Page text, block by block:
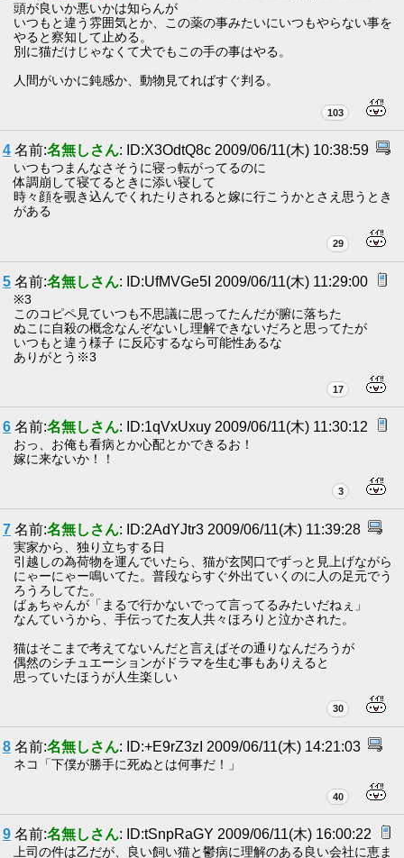
頭が良いか悪いかは知らんが
いつもと違う雰囲気とか、この薬の事みたいにいつもやらない事を
やると察知して止める。
別に猫だけじゃなくて犬でもこの手の事はやる。
人間がいかに鈍感か、動物見てればすぐ判る。
103
4 名前:名無しさん: ID:X3OdtQ8c 2009/06/11(木) 10:38:59
いつもつまんなさそうに寝っ転がってるのに
体調崩して寝てるときに添い寝して
時々顔を覗き込んでくれたりされると嫁に行こうかとさえ思うとき
がある
29
5 名前:名無しさん: ID:UfMVGe5I 2009/06/11(木) 11:29:00
※3
このコピペ見ていつも不思議に思ってたんだが腑に落ちた
ぬこに自殺の概念なんぞないし理解できないだろと思ってたが
いつもと違う様子 に反応するなら可能性あるな
ありがとう※3
17
6 名前:名無しさん: ID:1qVxUxuy 2009/06/11(木) 11:30:12
おっ、お俺も看病とか心配とかできるお！
嫁に来ないか！！
3
7 名前:名無しさん: ID:2AdYJtr3 2009/06/11(木) 11:39:28
実家から、独り立ちする日
引越しの為荷物を運んでいたら、猫が玄関口でずっと見上げながら
にゃーにゃー鳴いてた。普段ならすぐ外出ていくのに人の足元でう
ろうろしてた。
ばぁちゃんが「まるで行かないでって言ってるみたいだねぇ」
なんていうから、手伝ってた友人共々ほろりと泣かされた。
猫はそこまで考えてないんだと言えばその通りなんだろうが
偶然のシチュエーションがドラマを生む事もありえると
思っていたほうが人生楽しい
30
8 名前:名無しさん: ID:+E9rZ3zI 2009/06/11(木) 14:21:03
ネコ「下僕が勝手に死ぬとは何事だ！」
40
9 名前:名無しさん: ID:tSnpRaGY 2009/06/11(木) 16:00:22
上司の件は乙だが、良い飼い猫と鬱病に理解のある良い会社に恵ま